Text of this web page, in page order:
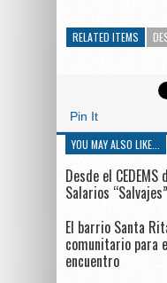
RELATED ITEMS
Pin It
YOU MAY ALSO LIKE...
Desde el
Salarios
El barrio Santa
comunitario para
encuentro